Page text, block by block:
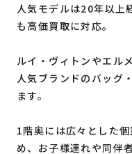
人気モデルは20年以上
も高価買取に対応。
ルイ・ヴィトンやエル
人気ブランドのバッグ
ます。
1階奥には広々とした
め、お子様連れや同伴